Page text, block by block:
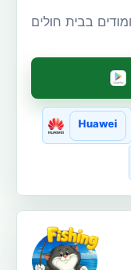
Huawei